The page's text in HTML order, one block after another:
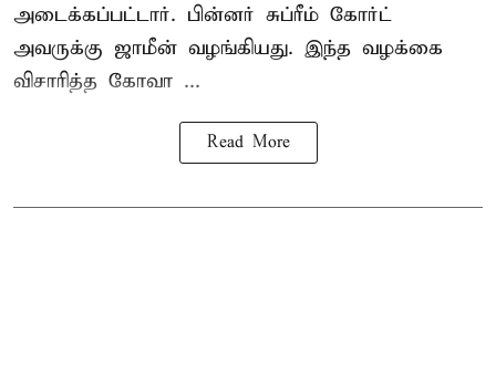
அடைக்கப்பட்டார். பின்னர் சுப்ரீம் கோர்ட்
அவருக்கு ஜாமீன் வழங்கியது. இந்த வழக்கை
விசாரித்த கோவா ...
Read More